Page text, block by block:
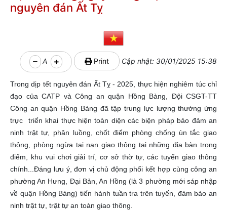
nguyên đán Ất Tỵ
A Print Cập nhật: 30/01/2025 15:38
Trong dịp tết nguyên đán Ất Tỵ - 2025, thực hiện nghiêm túc chỉ
đạo của CATP và Công an quận Hồng Bàng, Đội CSGT-TT
Công an quận Hồng Bàng đã tập trung lực lượng thường ứng
trực triển khai thực hiện toàn diện các biện pháp bảo đảm an
ninh trật tự, phân luồng, chốt điểm phòng chống ùn tắc giao
thông, phòng ngừa tai nạn giao thông tại những địa bàn trọng
điểm, khu vui chơi giải trí, cơ sở thờ tự, các tuyến giao thông
chính...Đáng lưu ý, đơn vị chủ động phối kết hợp cùng công an
phường An Hưng, Đại Bản, An Hồng (là 3 phường mới sáp nhập
về quận Hồng Bàng) tiến hành tuần tra trên tuyến, đảm bảo an
ninh trật tự, trật tự an toàn giao thông.